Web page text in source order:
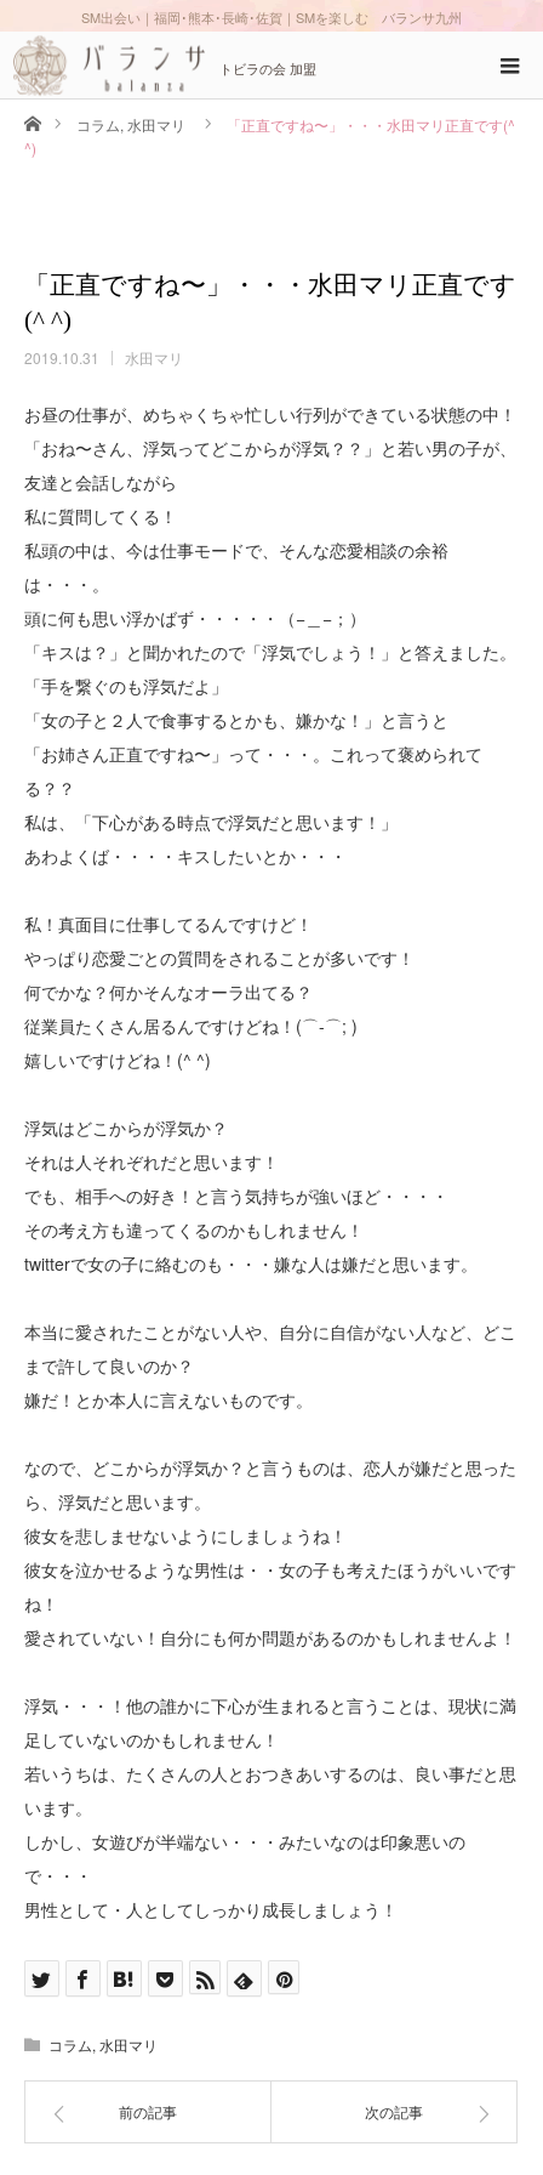
SM出会い｜福岡･熊本･長崎･佐賀｜SMを楽しむ バランサ九州
トビラの会 加盟
ホームコラム, 水田マリ
「正直ですね〜」・・・水田マリ正直です(^
^)
「正直ですね〜」・・・水田マリ正直です
(^ ^)
2019.10.31 水田マリ
お昼の仕事が、めちゃくちゃ忙しい行列ができている状態の中！
「おね〜さん、浮気ってどこからが浮気？？」と若い男の子が、
友達と会話しながら
私に質問してくる！
私頭の中は、今は仕事モードで、そんな恋愛相談の余裕
は・・・。
頭に何も思い浮かばず・・・・・（−＿−；）
「キスは？」と聞かれたので「浮気でしょう！」と答えました。
「手を繋ぐのも浮気だよ」
「女の子と２人で食事するとかも、嫌かな！」と言うと
「お姉さん正直ですね〜」って・・・。これって褒められて
る？？
私は、「下心がある時点で浮気だと思います！」
あわよくば・・・・キスしたいとか・・・
私！真面目に仕事してるんですけど！
やっぱり恋愛ごとの質問をされることが多いです！
何でかな？何かそんなオーラ出てる？
従業員たくさん居るんですけどね！(⌒-⌒; )
嬉しいですけどね！(^ ^)
浮気はどこからが浮気か？
それは人それぞれだと思います！
でも、相手への好き！と言う気持ちが強いほど・・・・
その考え方も違ってくるのかもしれません！
twitterで女の子に絡むのも・・・嫌な人は嫌だと思います。
本当に愛されたことがない人や、自分に自信がない人など、どこ
まで許して良いのか？
嫌だ！とか本人に言えないものです。
なので、どこからが浮気か？と言うものは、恋人が嫌だと思った
ら、浮気だと思います。
彼女を悲しませないようにしましょうね！
彼女を泣かせるような男性は・・女の子も考えたほうがいいです
ね！
愛されていない！自分にも何か問題があるのかもしれませんよ！
浮気・・・！他の誰かに下心が生まれると言うことは、現状に満
足していないのかもしれません！
若いうちは、たくさんの人とおつきあいするのは、良い事だと思
います。
しかし、女遊びが半端ない・・・みたいなのは印象悪いの
で・・・
男性として・人としてしっかり成長しましょう！
コラム, 水田マリ
前の記事 次の記事